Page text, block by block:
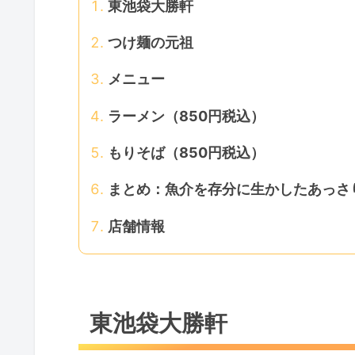
東池袋大勝軒
つけ麺の元祖
メニュー
ラーメン（850円税込）
もりそば（850円税込）
まとめ：魚介を存分に生かしたあっさ
店舗情報
東池袋大勝軒